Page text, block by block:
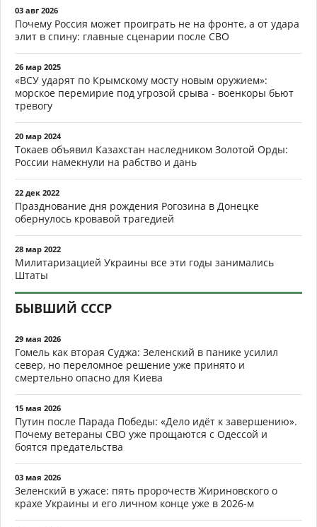
03 авг 2026
Почему Россия может проиграть не на фронте, а от удара
элит в спину: главные сценарии после СВО
26 мар 2025
«ВСУ ударят по Крымскому мосту новым оружием»:
морское перемирие под угрозой срыва - военкоры бьют
тревогу
20 мар 2024
Токаев объявил Казахстан наследником Золотой Орды:
России намекнули на рабство и дань
22 дек 2022
Празднование дня рождения Рогозина в Донецке
обернулось кровавой трагедией
28 мар 2022
Милитаризацией Украины все эти годы занимались
Штаты
БЫВШИЙ СССР
29 мая 2026
Гомель как вторая Суджа: Зеленский в панике усилил
север, но переломное решение уже принято и
смертельно опасно для Киева
15 мая 2026
Путин после Парада Победы: «Дело идёт к завершению».
Почему ветераны СВО уже прощаются с Одессой и
боятся предательства
03 мая 2026
Зеленский в ужасе: пять пророчеств Жириновского о
крахе Украины и его личном конце уже в 2026-м